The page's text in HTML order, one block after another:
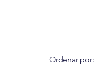
Ordenar por: